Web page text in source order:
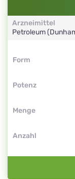
Arzneimittel
Petroleum
Form
Potenz
Menge
Anzahl